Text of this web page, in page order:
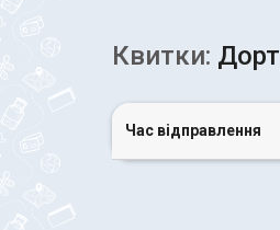
Квитки:
Час відправлення